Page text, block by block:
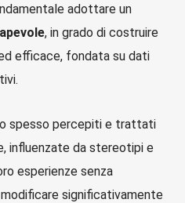
adottare un
, in grado di costruire
efficace, fondata su dati
spesso percepiti e trattati
influenzate da stereotipi e
esperienze senza
significativamente